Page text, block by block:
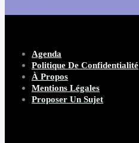
Agenda
Politique De Confidentialité
À Propos
Mentions Légales
Proposer Un Sujet